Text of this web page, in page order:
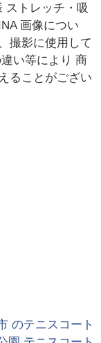
ストレッチ・吸
画像につい
撮影に使用して
い等により 商
ることがござい
のテニスコート